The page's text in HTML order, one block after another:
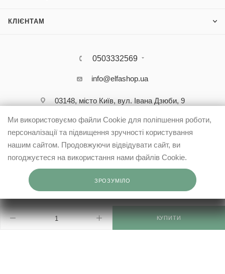
КУПИТИ
КЛІЄНТАМ
0503332569
info@elfashop.ua
03148, місто Київ, вул. Івана Дзюби, 9
Ми використовуємо файли Cookie для поліпшення роботи,
персоналізації та підвищення зручності користування
нашим сайтом. Продовжуючи відвідувати сайт, ви
погоджуєтеся на використання нами файлів Cookie.
ЗРОЗУМІЛО